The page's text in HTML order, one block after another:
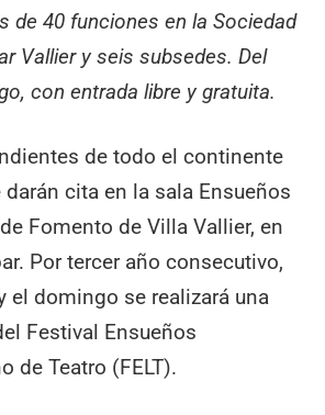
de 40 funciones en la Sociedad
Vallier y seis subsedes. Del
con entrada libre y gratuita.
de todo el continente
darán cita en la sala Ensueños
Fomento de Villa Vallier, en
Por tercer año consecutivo,
el domingo se realizará una
Festival Ensueños
de Teatro (FELT).